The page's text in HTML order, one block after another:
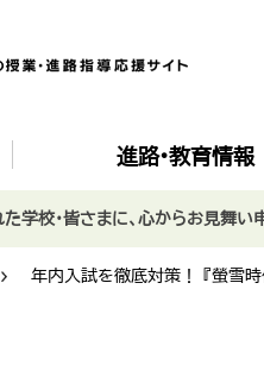
進路•教育情報
年内入試を徹底対策！ 『螢雪
校・皆さまに、心からお見舞い